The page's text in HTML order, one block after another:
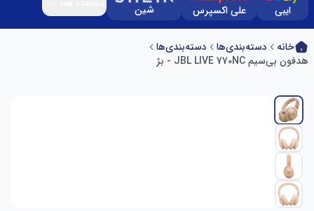
ایبی علی اکسپرس شین
خانه دسته‌بندی‌ها
دسته‌بندی‌ها
هدفون بی‌سیم JBL LIVE 770NC - بژ